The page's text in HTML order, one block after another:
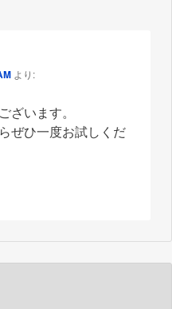
より:
ざいます。
ぜひ一度お試しくだ